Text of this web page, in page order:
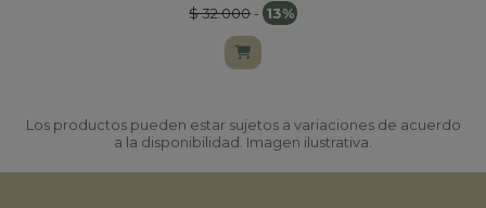
$ 32.000- 13%
Los productos pueden estar sujetos a variaciones de acuerdo
a la disponibilidad. Imagen ilustrativa.